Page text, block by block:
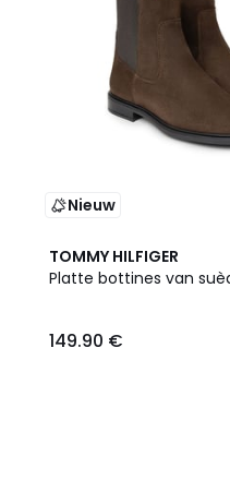
Nieuw
TOMMY HILFIGER
Platte bottines van
149.90 €